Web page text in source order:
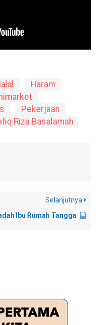
Haram
Pekerjaan
Riza Basalamah
Selanjutnya
Ibu Rumah Tangga